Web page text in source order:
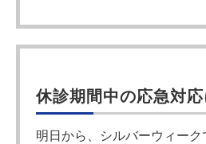
休診期間中の応急対
明日から、シルバーウィーク